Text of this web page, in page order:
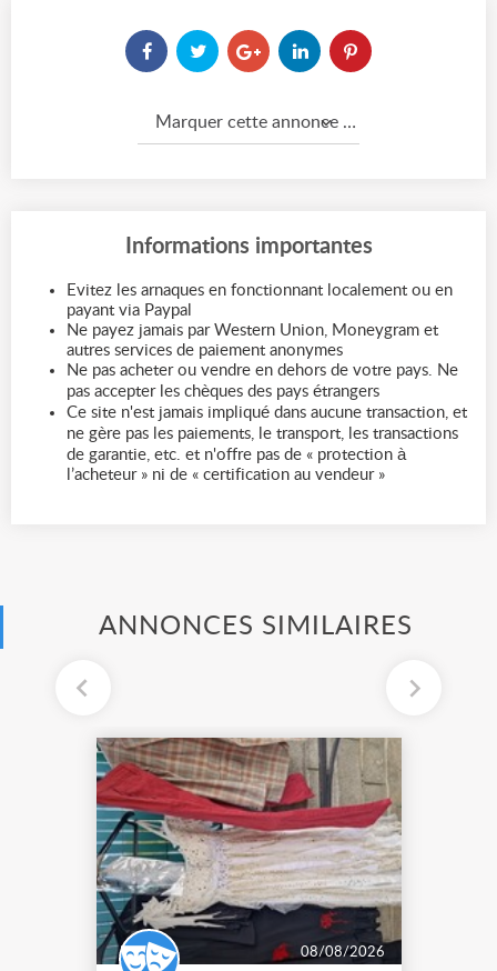
Marquer cette annonce comme...
Informations importantes
Evitez les arnaques en fonctionnant localement ou en
payant via Paypal
Ne payez jamais par Western Union, Moneygram et
autres services de paiement anonymes
Ne pas acheter ou vendre en dehors de votre pays. Ne
pas accepter les chèques des pays étrangers
Ce site n'est jamais impliqué dans aucune transaction, et
ne gère pas les paiements, le transport, les transactions
de garantie, etc. et n'offre pas de « protection à
l’acheteur » ni de « certification au vendeur »
ANNONCES SIMILAIRES
08/08/2026